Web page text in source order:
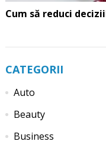
Cum să reduci
CATEGORII
Auto
Beauty
Business